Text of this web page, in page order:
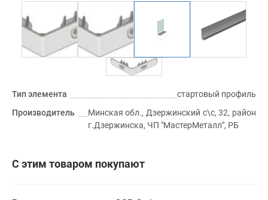
Тип элемента
стартовый профиль
Производитель
Минская обл., Дзержинский с\с, 32, район
г.Дзержинска, ЧП "МастерМеталл", РБ
С этим товаром покупают